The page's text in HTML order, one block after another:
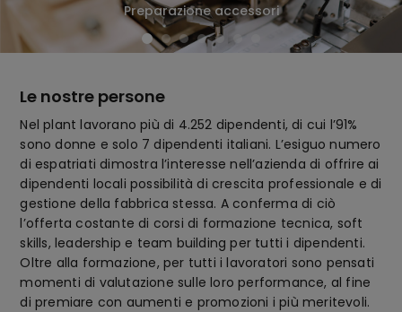
Preparazione accessori
Le nostre persone
Nel plant lavorano più di 4.252 dipendenti, di cui l’91%
sono donne e solo 7 dipendenti italiani. L’esiguo numero
di espatriati dimostra l’interesse nell’azienda di offrire ai
dipendenti locali possibilità di crescita professionale e di
gestione della fabbrica stessa. A conferma di ciò
l’offerta costante di corsi di formazione tecnica, soft
skills, leadership e team building per tutti i dipendenti.
Oltre alla formazione, per tutti i lavoratori sono pensati
momenti di valutazione sulle loro performance, al fine
di premiare con aumenti e promozioni i più meritevoli.